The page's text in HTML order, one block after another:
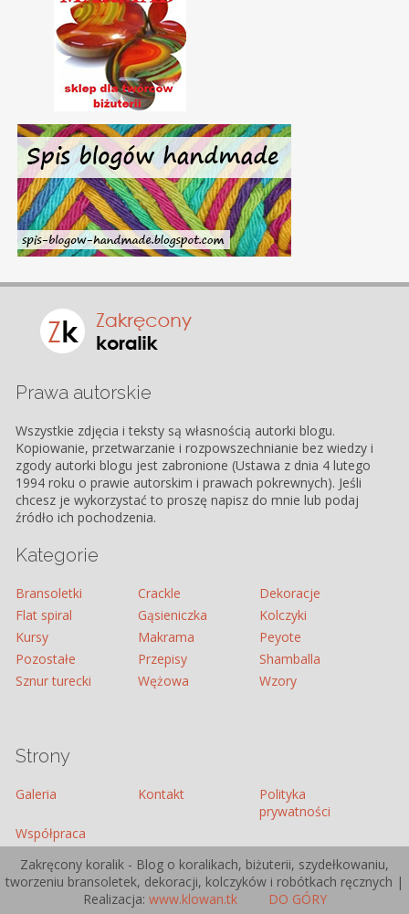
Prawa autorskie
Wszystkie zdjęcia i teksty są własnością autorki blogu.
Kopiowanie, przetwarzanie i rozpowszechnianie bez wiedzy i
zgody autorki blogu jest zabronione (Ustawa z dnia 4 lutego
1994 roku o prawie autorskim i prawach pokrewnych). Jeśli
chcesz je wykorzystać to proszę napisz do mnie lub podaj
źródło ich pochodzenia.
Kategorie
Bransoletki Crackle
Dekoracje
Flat spiral
Gąsieniczka
Kolczyki
Kursy
Makrama
Peyote
Pozostałe
Przepisy
Shamballa
Sznur turecki
Wężowa Wzory
Strony
Galeria Kontakt
Polityka
prywatności
Współpraca
Zakręcony koralik - Blog o koralikach, biżuterii, szydełkowaniu,
tworzeniu bransoletek, dekoracji, kolczyków i robótkach ręcznych |
Realizacja: www.klowan.tk DO GÓRY